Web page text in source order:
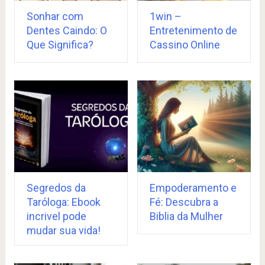
Sonhar com
Dentes Caindo: O
Que Significa?
1win –
Entretenimento de
Cassino Online
Segredos da
Taróloga: Ebook
incrivel pode
mudar sua vida!
Empoderamento e
Fé: Descubra a
Biblia da Mulher